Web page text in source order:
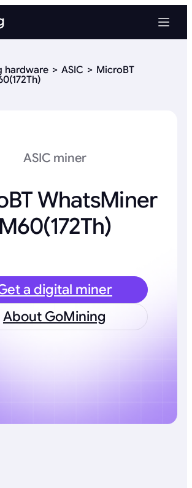
hardware ASIC
MicroBT
ASIC miner
WhatsMiner
M60(172Th)
a digital miner
About GoMining